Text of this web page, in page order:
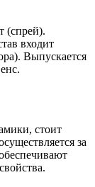
(спрей).
входит
Выпускается
стоит
за